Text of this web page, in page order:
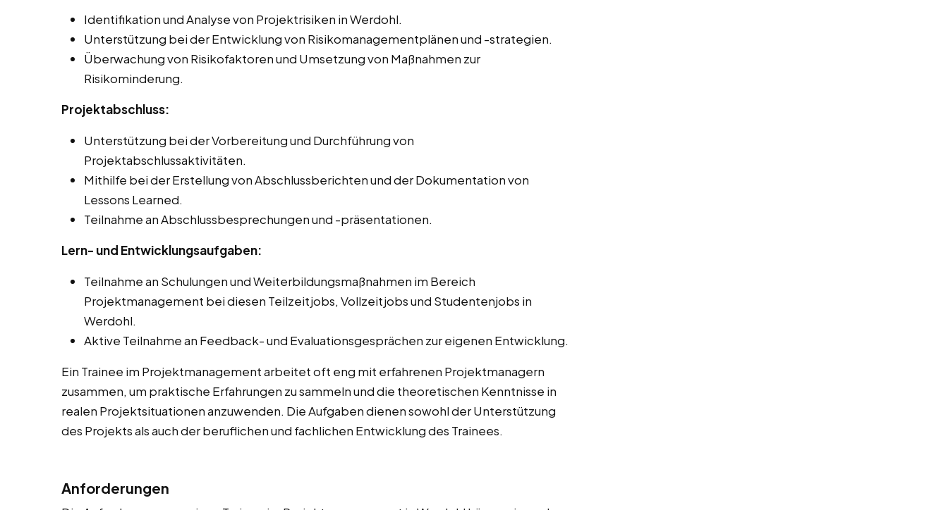
Identifikation und Analyse von Projektrisiken in Werdohl.
Unterstützung bei der Entwicklung von Risikomanagementplänen und -strategien.
Überwachung von Risikofaktoren und Umsetzung von Maßnahmen zur
Risikominderung.
Projektabschluss:
Unterstützung bei der Vorbereitung und Durchführung von
Projektabschlussaktivitäten.
Mithilfe bei der Erstellung von Abschlussberichten und der Dokumentation von
Lessons Learned.
Teilnahme an Abschlussbesprechungen und -präsentationen.
Lern- und Entwicklungsaufgaben:
Teilnahme an Schulungen und Weiterbildungsmaßnahmen im Bereich
Projektmanagement bei diesen Teilzeitjobs, Vollzeitjobs und Studentenjobs in
Werdohl.
Aktive Teilnahme an Feedback- und Evaluationsgesprächen zur eigenen Entwicklung.
Ein Trainee im Projektmanagement arbeitet oft eng mit erfahrenen Projektmanagern
zusammen, um praktische Erfahrungen zu sammeln und die theoretischen Kenntnisse in
realen Projektsituationen anzuwenden. Die Aufgaben dienen sowohl der Unterstützung
des Projekts als auch der beruflichen und fachlichen Entwicklung des Trainees.
Anforderungen